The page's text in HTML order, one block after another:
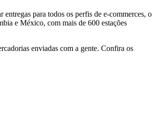
para todos os perfis de e-commerces, o
e México, com mais de 600 estações
enviadas com a gente. Confira os